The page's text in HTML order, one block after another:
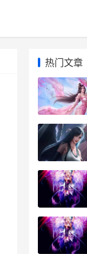
热门文章